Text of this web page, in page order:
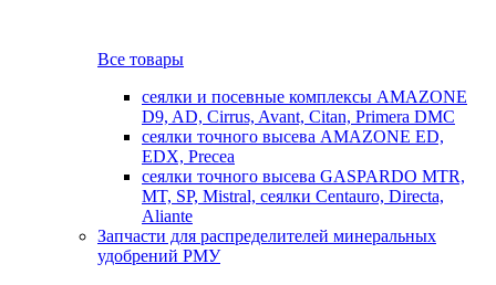
Все товары
сеялки и посевные комплексы AMAZONE
D9, AD, Cirrus, Avant, Citan, Primera DMC
сеялки точного высева AMAZONE ED,
EDX, Precea
сеялки точного высева GASPARDO MTR,
MT, SP, Mistral, сеялки Centauro, Directa,
Aliante
Запчасти для распределителей минеральных
удобрений РМУ